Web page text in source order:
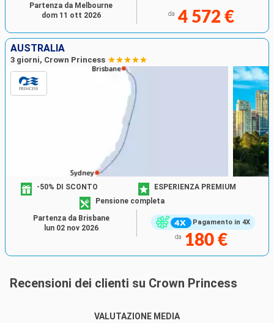
da 4 572 €
Partenza da Melbourne
dom 11 ott 2026
AUSTRALIA
3 giorni, Crown Princess
Pagamento in 4X
-50% DI SCONTO
ESPERIENZA PREMIUM
Pensione completa
da 180 €
Partenza da Brisbane
lun 02 nov 2026
Recensioni dei clienti su Crown Princess
VALUTAZIONE MEDIA